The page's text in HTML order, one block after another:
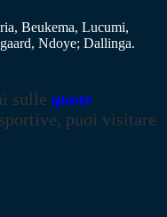
Beukema, Lucumi,
Ndoye; Dallinga.
sulle quote
puoi visitare